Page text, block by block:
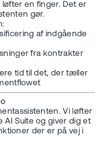
en finger. Det er
gør.
af indgående
fra kontrakter
tid til det, der tæller
Vi løfter
Suite og giver dig et
der er på vej i